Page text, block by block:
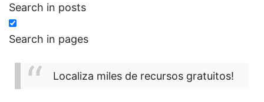
Search in posts
Search in pages
Localiza miles de recursos gratuitos!